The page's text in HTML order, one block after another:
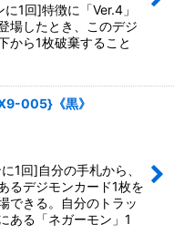
1回]特徴に「Ver.4」
場したとき、このデジ
から1枚破棄すること
005}《黒》
1回]自分の手札から、
るデジモンカード1枚を
できる。自分のトラッ
ある「ネガーモン」1